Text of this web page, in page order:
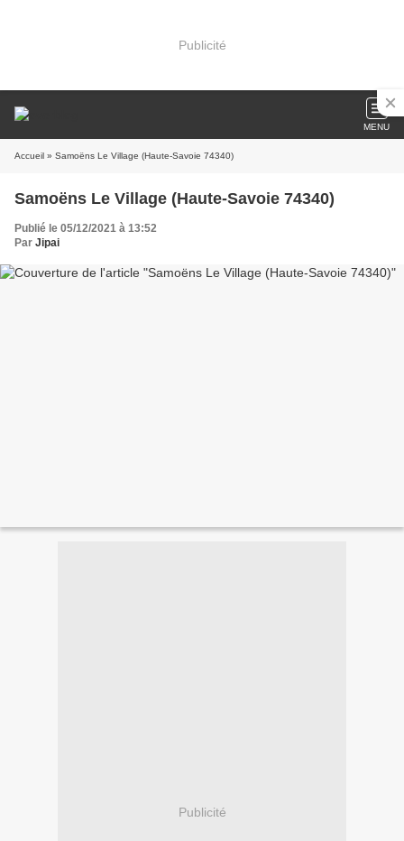
Publicité
MENU
Accueil » Samoëns Le Village (Haute-Savoie 74340)
Samoëns Le Village (Haute-Savoie 74340)
Publié le 05/12/2021 à 13:52
Par Jipai
Publicité